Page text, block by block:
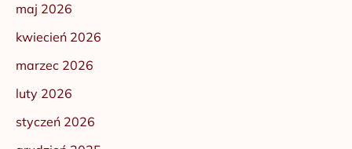
maj 2026
kwiecień 2026
marzec 2026
luty 2026
styczeń 2026